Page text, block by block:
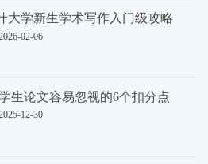
大学新生学术写作入门级攻略
02-06
生论文容易忽视的6个扣分点
12-30